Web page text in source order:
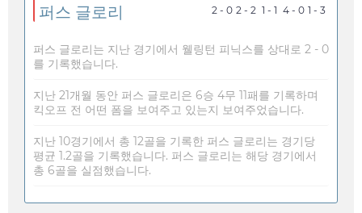
퍼스 글로리 2 - 0 2 - 2 1 - 1 4 - 0 1 - 3
퍼스 글로리는 지난 경기에서 웰링턴 피닉스를 상대로 2 - 0
를 기록했습니다.
지난 21개월 동안 퍼스 글로리은 6승 4무 11패를 기록하며
킥오프 전 어떤 폼을 보여주고 있는지 보여주었습니다.
지난 10경기에서 총 12골을 기록한 퍼스 글로리는 경기당
평균 1.2골을 기록했습니다. 퍼스 글로리는 해당 경기에서
총 6골을 실점했습니다.